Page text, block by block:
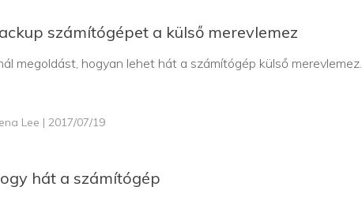
számítógépet a külső merevlemez
megoldást, hogyan lehet hát a számítógép külső merevlemez.
Lee | 2017/07/19
hát a számítógép